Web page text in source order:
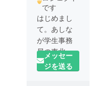
です
はじめまし
て。あしな
が学生事務
局の東北エ
リアで活動
していま
メッセー
ジを送る